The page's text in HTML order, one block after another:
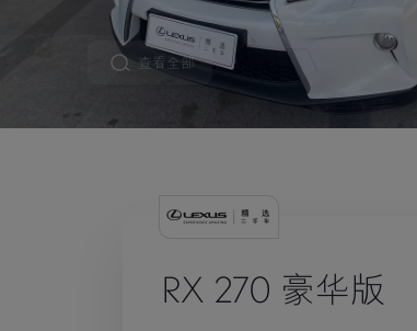
查看全部
RX 270 豪华版